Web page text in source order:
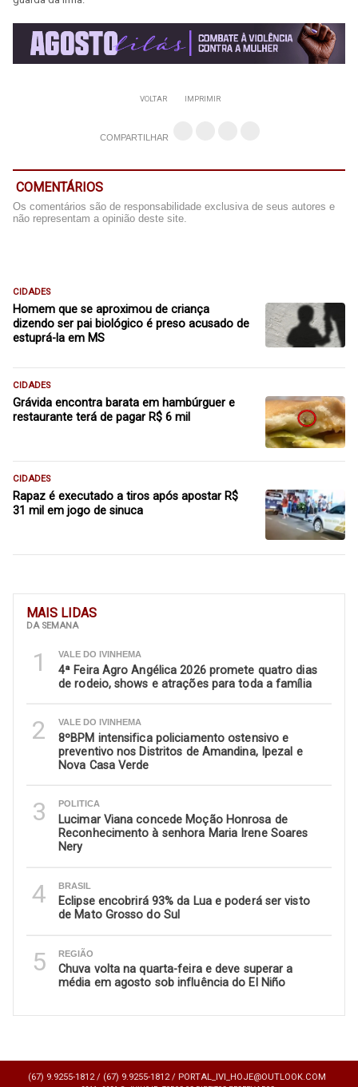
MAIS LIDAS
DA SEMANA
1 VALE DO IVINHEMA
4ª Feira Agro Angélica 2026 promete quatro dias
de rodeio, shows e atrações para toda a família
2 VALE DO IVINHEMA
8ºBPM intensifica policiamento ostensivo e
preventivo nos Distritos de Amandina, Ipezal e
Nova Casa Verde
3 POLITICA
Lucimar Viana concede Moção Honrosa de
Reconhecimento à senhora Maria Irene Soares
Nery
4 BRASIL
Eclipse encobrirá 93% da Lua e poderá ser visto
de Mato Grosso do Sul
5 REGIÃO
Chuva volta na quarta-feira e deve superar a
média em agosto sob influência do El Niño
VOLTAR IMPRIMIR
COMPARTILHAR
COMENTÁRIOS
Os comentários são de responsabilidade exclusiva de seus autores e
não representam a opinião deste site.
CIDADES
Homem que se aproximou de criança
dizendo ser pai biológico é preso acusado de
estuprá-la em MS
CIDADES
Grávida encontra barata em hambúrguer e
restaurante terá de pagar R$ 6 mil
CIDADES
Rapaz é executado a tiros após apostar R$
31 mil em jogo de sinuca
(67) 9.9255-1812 / (67) 9.9255-1812 / PORTAL_IVI_HOJE@OUTLOOK.COM